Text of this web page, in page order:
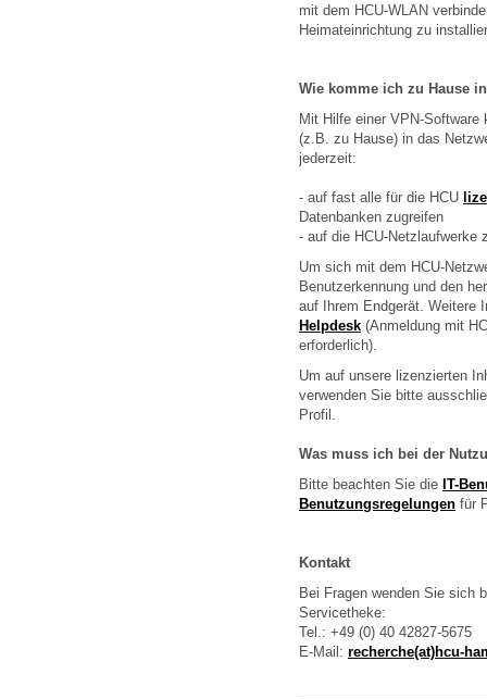
mit dem HCU-WLAN
Heimateinrichtung zu
Wie komme ich zu Hause
Mit Hilfe einer VPN-
(z.B. zu Hause) in das
jederzeit:
- auf fast alle für die HCU
Datenbanken zugreifen
- auf die HCU-Netzlaufwerke
Um sich mit dem HCU-
Benutzerkennung und den
auf Ihrem Endgerät. Weitere
Helpdesk (Anmeldung mit
erforderlich).
Um auf unsere lizenzierten
verwenden Sie bitte
Profil.
Was muss ich bei der
Bitte beachten Sie die IT-
Benutzungsregelungen für
Kontakt
Bei Fragen wenden Sie sich
Servicetheke:
Tel.: +49 (0) 40 42827-5675
E-Mail: recherche(at)hcu-